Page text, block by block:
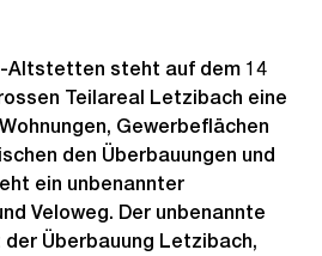
Altstetten steht auf dem 14
Teilareal Letzibach eine
Gewerbeflächen
den Überbauungen und
ein unbenannter
Veloweg. Der unbenannte
Überbauung Letzibach,